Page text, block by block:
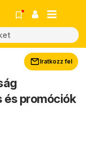
Iratkozz fel
és promóciók